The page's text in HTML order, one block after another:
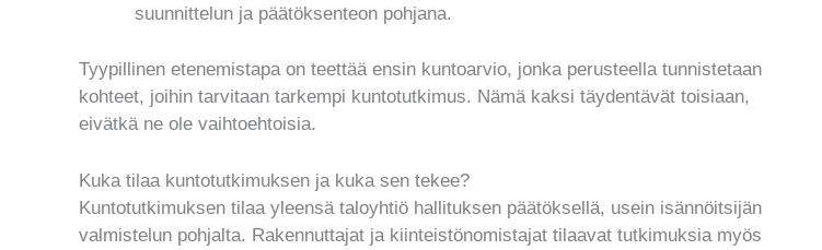
suunnittelun ja päätöksenteon pohjana.
Tyypillinen etenemistapa on teettää ensin kuntoarvio, jonka perusteella tunnistetaan
kohteet, joihin tarvitaan tarkempi kuntotutkimus. Nämä kaksi täydentävät toisiaan,
eivätkä ne ole vaihtoehtoisia.
Kuka tilaa kuntotutkimuksen ja kuka sen tekee?
Kuntotutkimuksen tilaa yleensä taloyhtiö hallituksen päätöksellä, usein isännöitsijän
valmistelun pohjalta. Rakennuttajat ja kiinteistönomistajat tilaavat tutkimuksia myös